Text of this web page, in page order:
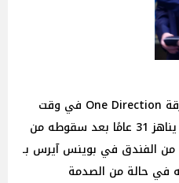
توفى المطرب ليام باين نجم فرقة One Direction في وقت
سابق من هذا الأسبوع عن عمر يناهز 31 عامًا بعد سقوطه من
من الفندق في بوينس آيرس بـ
في حالة من الصدمة